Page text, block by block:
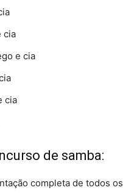
cia
e cia
cia
de samba:
completa de todos